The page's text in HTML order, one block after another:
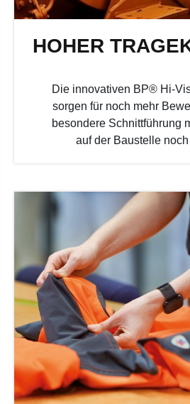
HOHER
Die innovativen BP® Hi-
sorgen für noch mehr
besondere Schnittführung
auf der Baustelle